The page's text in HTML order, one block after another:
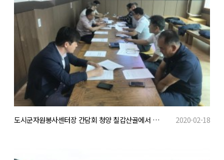
도시군자원봉사센터장 간담회 청양 칠갑산골에서 개최... 2020-02-18